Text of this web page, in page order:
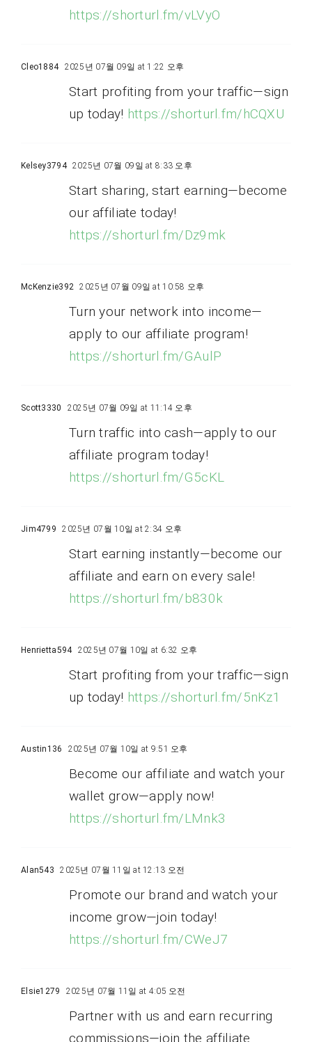
https://shorturl.fm/vLVyO
Cleo1884 2025년 07월 09일 at 1:22 오후
Start profiting from your traffic—sign
up today! https://shorturl.fm/hCQXU
Kelsey3794 2025년 07월 09일 at 8:33 오후
Start sharing, start earning—become
our affiliate today!
https://shorturl.fm/Dz9mk
McKenzie392 2025년 07월 09일 at 10:58 오후
Turn your network into income—
apply to our affiliate program!
https://shorturl.fm/GAulP
Scott3330 2025년 07월 09일 at 11:14 오후
Turn traffic into cash—apply to our
affiliate program today!
https://shorturl.fm/G5cKL
Jim4799 2025년 07월 10일 at 2:34 오후
Start earning instantly—become our
affiliate and earn on every sale!
https://shorturl.fm/b830k
Henrietta594 2025년 07월 10일 at 6:32 오후
Start profiting from your traffic—sign
up today! https://shorturl.fm/5nKz1
Austin136 2025년 07월 10일 at 9:51 오후
Become our affiliate and watch your
wallet grow—apply now!
https://shorturl.fm/LMnk3
Alan543 2025년 07월 11일 at 12:13 오전
Promote our brand and watch your
income grow—join today!
https://shorturl.fm/CWeJ7
Elsie1279 2025년 07월 11일 at 4:05 오전
Partner with us and earn recurring
commissions—join the affiliate